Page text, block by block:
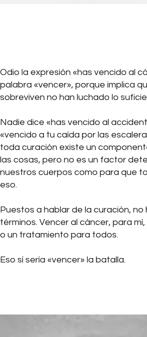
Odio la expresión «has vencido al
palabra «vencer», porque implica
sobreviven no han luchado lo
Nadie dice «has vencido al
«vencido a tu caída por las
toda curación existe un
las cosas, pero no es un factor
nuestros cuerpos como para que
eso.
Puestos a hablar de la curación, no
términos. Vencer al cáncer, para
o un tratamiento para todos.
Eso sí sería «vencer» la batalla.